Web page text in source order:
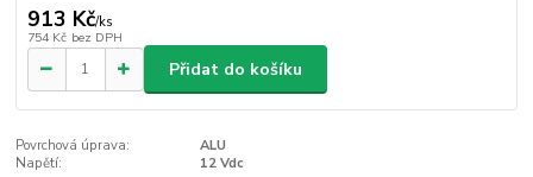
913 Kč/ks
754 Kč bez DPH
Přidat do košíku
Povrchová úprava:
ALU
Napětí:
12 Vdc